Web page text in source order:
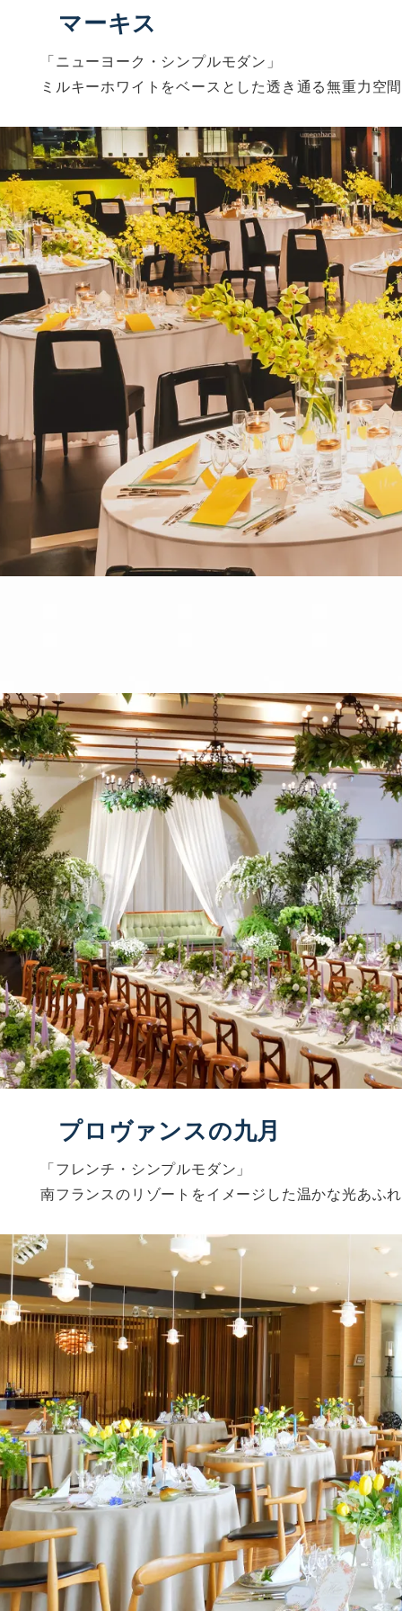
マーキス
「ニューヨーク・シンプルモダン」
ミルキーホワイトをベースとした透き通る無重力空間
プロヴァンスの九月
「フレンチ・シンプルモダン」
南フランスのリゾートをイメージした温かな光あふ